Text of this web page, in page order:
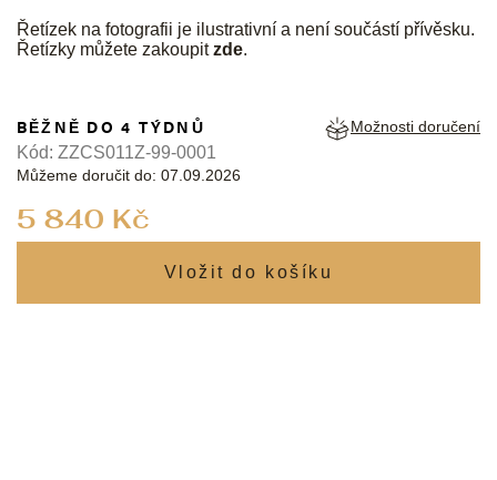
Řetízek na fotografii je ilustrativní a není součástí přívěsku.
Řetízky můžete zakoupitzde.
5 840 Kč
BĚŽNĚ DO 4 TÝDNŮ
Můžeme doručit do: 07.09.2026
Možnosti doručení
Kód: ZZCS011Z-99-0001